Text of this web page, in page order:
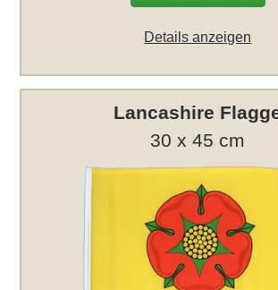
Details anzeigen
Lancashire
30 x 45 cm